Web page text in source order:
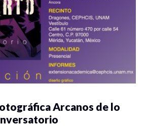
Arcanos de lo